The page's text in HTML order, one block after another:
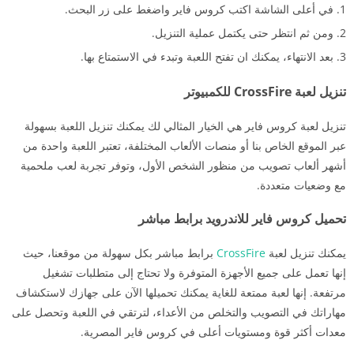
في أعلى الشاشة اكتب كروس فاير واضغط على زر البحث.
ومن ثم انتظر حتى يكتمل عملية التنزيل.
بعد الانتهاء، يمكنك ان تفتح اللعبة وتبدء في الاستمتاع بها.
تنزيل لعبة CrossFire للكمبيوتر
تنزيل لعبة كروس فاير هي الخيار المثالي لك يمكنك تنزيل اللعبة بسهولة
عبر الموقع الخاص بنا أو منصات الألعاب المختلفة، تعتبر اللعبة واحدة من
أشهر ألعاب تصويب من منظور الشخص الأول، وتوفر تجربة لعب ملحمية
مع وضعيات متعددة.
تحميل كروس فاير للاندرويد برابط مباشر
يمكنك تنزيل لعبة CrossFire برابط مباشر بكل سهولة من موقعنا، حيث
إنها تعمل على جميع الأجهزة المتوفرة ولا تحتاج إلى متطلبات تشغيل
مرتفعة. إنها لعبة ممتعة للغاية يمكنك تحميلها الآن على جهازك لاستكشاف
مهاراتك في التصويب والتخلص من الأعداء، لترتقي في اللعبة وتحصل على
معدات أكثر قوة ومستويات أعلى في كروس فاير المصرية.